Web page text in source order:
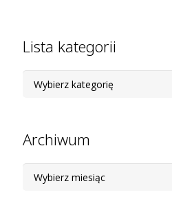
Lista kategorii
kategorii
Archiwum
Archiwum